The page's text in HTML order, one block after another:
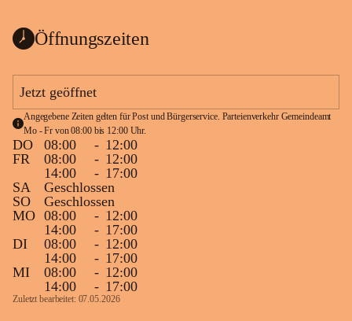
Öffnungszeiten
Jetzt geöffnet
Angegebene Zeiten gelten für Post und Bürgerservice. Parteienverkehr Gemeindeamt
Mo - Fr von 08:00 bis 12:00 Uhr.
DO 08:00 - 12:00
FR
08:00 - 12:00
14:00
- 17:00
SA
Geschlossen
SO
Geschlossen
MO 08:00 - 12:00
14:00
- 17:00
DI
08:00 - 12:00
14:00
- 17:00
MI
08:00 - 12:00
14:00
- 17:00
Zuletzt bearbeitet: 07.05.2026